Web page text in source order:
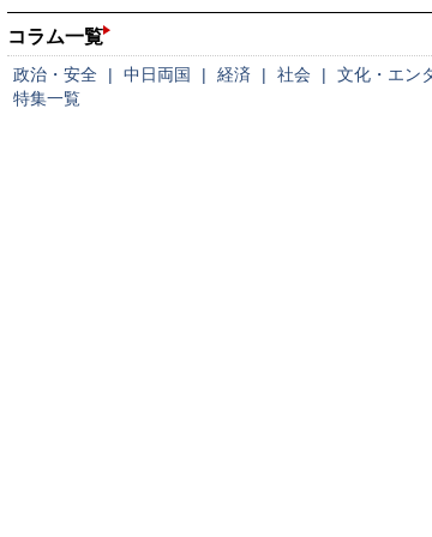
コラム一覧
政治・安全 | 中日両国 | 経済 | 社会 | 文化・エン
特集一覧